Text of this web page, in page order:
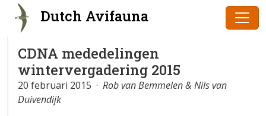
Dutch Avifauna
CDNA mededelingen
wintervergadering 2015
20 februari 2015 · Rob van Bemmelen & Nils van
Duivendijk